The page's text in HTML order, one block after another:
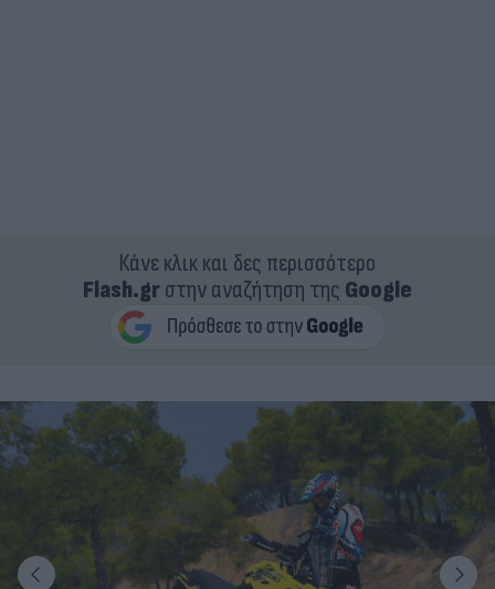
Κάνε κλικ και δες περισσότερο
Flash.grστην αναζήτηση της Google